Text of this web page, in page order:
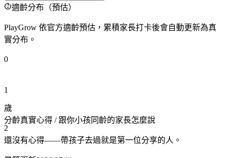
適齡分布（預估）
PlayGrow 依官方適齡預估，累積家長打卡後會自動更新為真
實分布。
0
1
2
歲
分齡真實心得 / 跟你小孩同齡的家長怎麼說
還沒有心得——帶孩子去過就是第一位分享的人。